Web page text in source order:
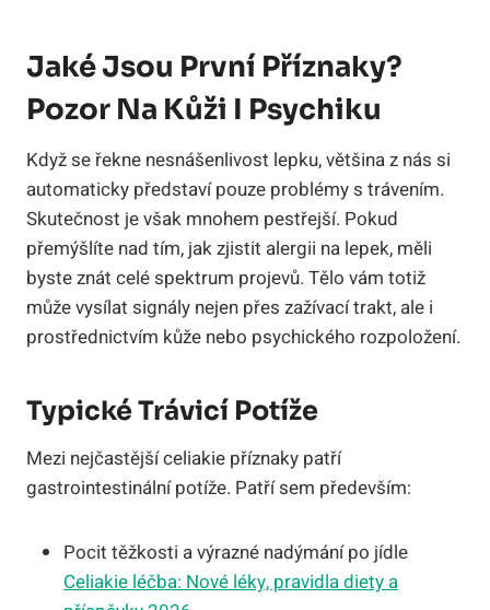
Jaké Jsou První Příznaky?
Pozor Na Kůži I Psychiku
Když se řekne nesnášenlivost lepku, většina z nás si
automaticky představí pouze problémy s trávením.
Skutečnost je však mnohem pestřejší. Pokud
přemýšlíte nad tím, jak zjistit alergii na lepek, měli
byste znát celé spektrum projevů. Tělo vám totiž
může vysílat signály nejen přes zažívací trakt, ale i
prostřednictvím kůže nebo psychického rozpoložení.
Typické Trávicí Potíže
Mezi nejčastější celiakie příznaky patří
gastrointestinální potíže. Patří sem především:
Pocit těžkosti a výrazné nadýmání po jídle
Celiakie léčba: Nové léky, pravidla diety a